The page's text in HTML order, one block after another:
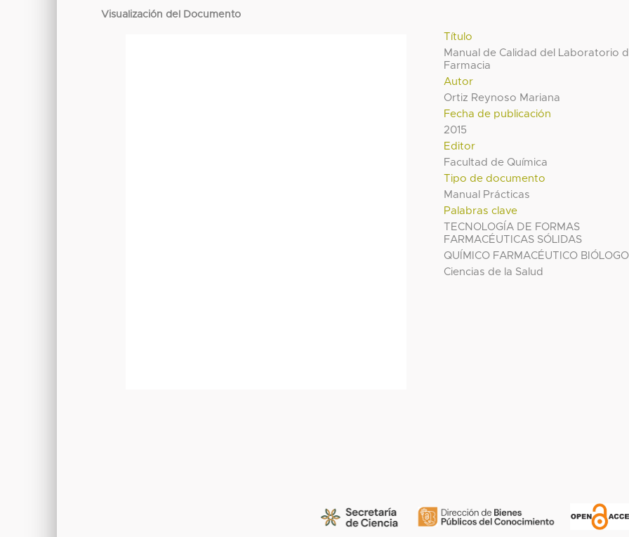
Visualización del Documento
Título
Manual de Calidad del Laboratorio
Farmacia
Autor
Ortiz Reynoso Mariana
Fecha de publicación
2015
Editor
Facultad de Química
Tipo de documento
Manual Prácticas
Palabras clave
TECNOLOGÍA DE FORMAS
FARMACÉUTICAS SÓLIDAS
QUÍMICO FARMACÉUTICO BIÓLOGO
Ciencias de la Salud